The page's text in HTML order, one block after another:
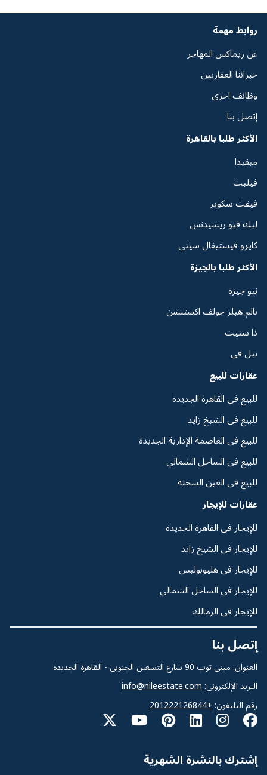
روابط مهمة
عن ريماكس المهاجر
خبرائنا العقاريين
وظائف اخرى
إتصل بنا
الأكثر طلبا بالقاهرة
ميفيدا
فيليت
فيفث سكوير
ليك فيو ريسيدنس
كايرو فيستيفال سيتي
الأكثر طلبا بالجيزة
نيو جيزة
بالم هيلز جولف اكستنشن
ذا ستيت
بيل في
عقارات للبيع
للبيع فى القاهرة الجديدة
للبيع فى الشيخ زايد
للبيع فى العاصمة الإدارية الجديدة
للبيع فى الساحل الشمالي
للبيع فى العين السخنة
عقارات للإيجار
للإيجار فى القاهرة الجديدة
للإيجار فى الشيخ زايد
للإيجار فى هليوبوليس
للإيجار فى الساحل الشمالي
للإيجار فى الزمالك
إتصل بنا
العنوان: مبنى توب 90 شارع التسعين الجنوبى - القاهرة الجديدة
البريد الإلكترونى: info@nileestate.com
رقم التليفون: +201222126844
إشترك بالنشرة الشهرية